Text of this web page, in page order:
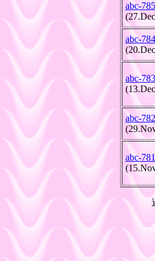
abc-785
abc-784
abc-783
abc-782
abc-781